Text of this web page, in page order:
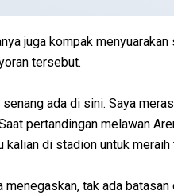
juga kompak
tersebut.
senang ada di sini. Saya
pertandingan melawan
kalian di stadion untuk meraih
menegaskan, tak ada